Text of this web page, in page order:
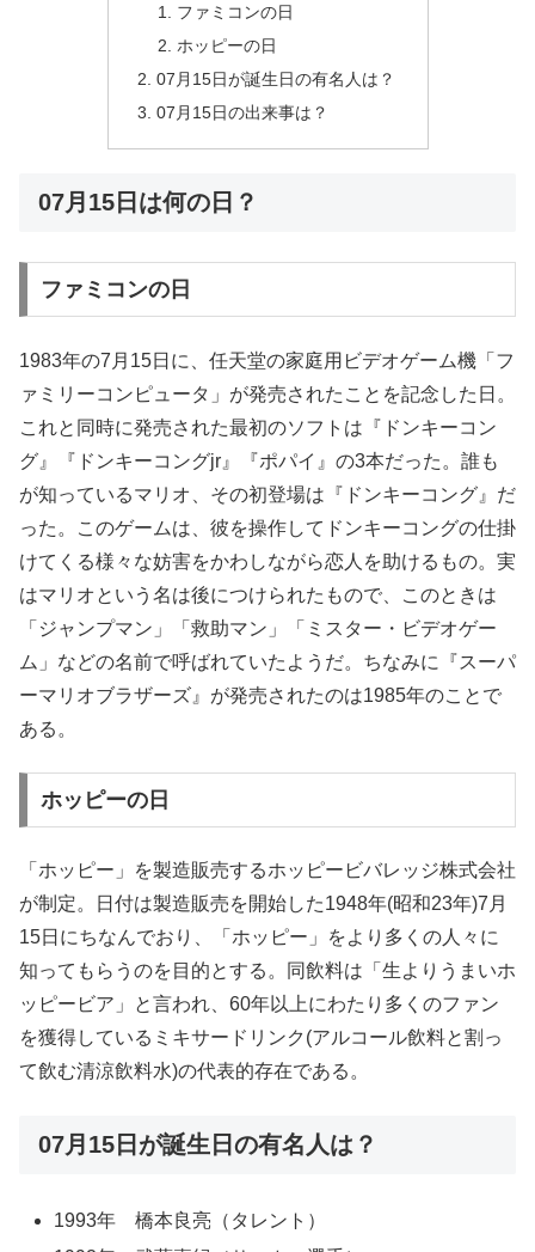
ファミコンの日
ホッピーの日
07月15日が誕生日の有名人は？
07月15日の出来事は？
07月15日は何の日？
ファミコンの日
1983年の7月15日に、任天堂の家庭用ビデオゲーム機「フ
ァミリーコンピュータ」が発売されたことを記念した日。
これと同時に発売された最初のソフトは『ドンキーコン
グ』『ドンキーコングjr』『ポパイ』の3本だった。誰も
が知っているマリオ、その初登場は『ドンキーコング』だ
った。このゲームは、彼を操作してドンキーコングの仕掛
けてくる様々な妨害をかわしながら恋人を助けるもの。実
はマリオという名は後につけられたもので、このときは
「ジャンプマン」「救助マン」「ミスター・ビデオゲー
ム」などの名前で呼ばれていたようだ。ちなみに『スーパ
ーマリオブラザーズ』が発売されたのは1985年のことで
ある。
ホッピーの日
「ホッピー」を製造販売するホッピービバレッジ株式会社
が制定。日付は製造販売を開始した1948年(昭和23年)7月
15日にちなんでおり、「ホッピー」をより多くの人々に
知ってもらうのを目的とする。同飲料は「生よりうまいホ
ッピービア」と言われ、60年以上にわたり多くのファン
を獲得しているミキサードリンク(アルコール飲料と割っ
て飲む清涼飲料水)の代表的存在である。
07月15日が誕生日の有名人は？
1993年 橋本良亮（タレント）